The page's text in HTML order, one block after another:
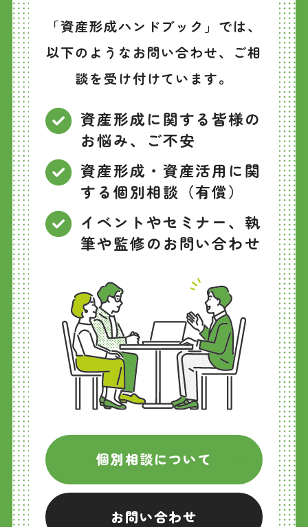
「資産形成ハンドブック」では、
以下のようなお問い合わせ、ご相
談を受け付けています。
資産形成に関する皆様の
お悩み、ご不安
資産形成・資産活用に関
する個別相談（有償）
イベントやセミナー、執
筆や監修のお問い合わせ
個別相談について
お問い合わせ